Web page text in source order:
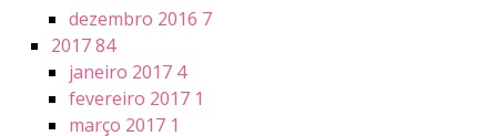
dezembro 2016 7
201784
janeiro 2017 4
fevereiro 2017 1
março 2017 1